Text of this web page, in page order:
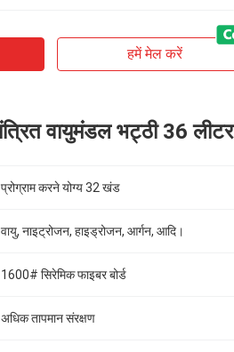
हमें मेल करें
वायुमंडल भट्ठी 36 लीटर
प्रोग्राम करने योग्य 32 खंड
वायु, नाइट्रोजन, हाइड्रोजन, आर्गन, आदि।
1600# सिरेमिक फाइबर बोर्ड
अधिक तापमान संरक्षण